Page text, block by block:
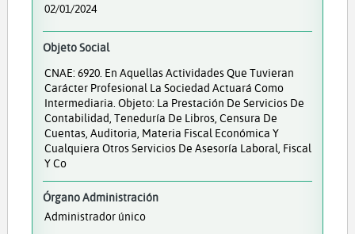
02/01/2024
Objeto Social
CNAE: 6920. En Aquellas Actividades Que Tuvieran
Carácter Profesional La Sociedad Actuará Como
Intermediaria. Objeto: La Prestación De Servicios De
Contabilidad, Teneduría De Libros, Censura De
Cuentas, Auditoria, Materia Fiscal Económica Y
Cualquiera Otros Servicios De Asesoría Laboral, Fiscal
Y Co
Órgano Administración
Administrador único